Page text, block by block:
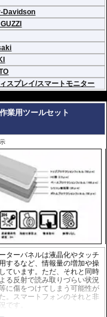
Davidson
スプレイ/スマートモニター
業用ツールセット
ターバネルは液晶化やタッチ
するなど、情報量の増加や操
ています。ただ、それと同時
る反射で読み取りづらい状況
に傷をつけてしまう可能性が
。スマートフォンのそれと非
です。